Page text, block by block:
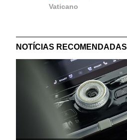
Vaticano
NOTÍCIAS RECOMENDADAS